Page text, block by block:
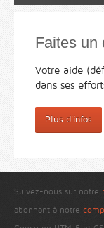
Faites un
Votre aide
dans ses
Plus d'infos
Suivez-nous sur notre
abonnant à notre